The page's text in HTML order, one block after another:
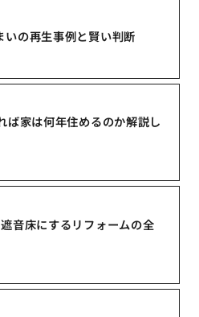
の再生事例と賢い判断
ば家は何年住めるのか解説し
音床にするリフォームの全